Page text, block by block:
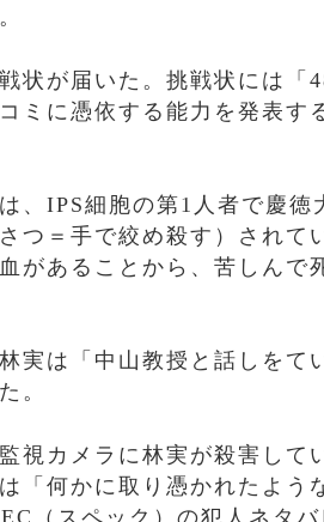
状が届いた。挑戦状には「
ミに憑依する能力を発表す
、IPS細胞の第1人者で慶徳
つ＝手で絞め殺す）されて
があることから、苦しんで
実は「中山教授と話しをて
。
視カメラに林実が殺害して
「何かに取り憑かれたよう
（スペック）の犯人ネタ